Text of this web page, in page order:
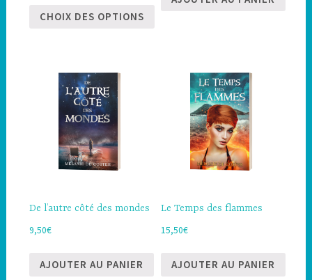
CHOIX DES OPTIONS
plusieurs
variations.
options
peuvent
sur
la
De l’autre côté des mondes
9,50€
AJOUTER AU PANIER
Le Temps des flammes
15,50€
AJOUTER AU PANIER